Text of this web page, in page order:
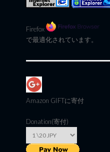
Firefox
で最適化されています。
Amazon GIFTに寄付
Donation(寄付)